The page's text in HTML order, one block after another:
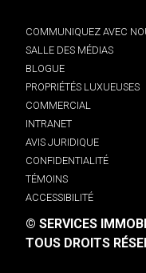
COMMUNIQUEZ AVEC
SALLE DES MÉDIAS
BLOGUE
PROPRIÉTÉS LUXUEUSES
COMMERCIAL
INTRANET
AVIS JURIDIQUE
CONFIDENTIALITÉ
TÉMOINS
ACCESSIBILITÉ
© SERVICES
TOUS DROITS